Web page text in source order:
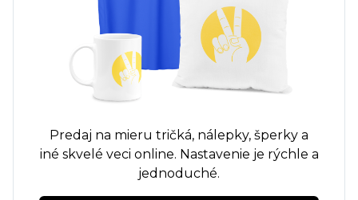
Predaj na mieru tričká, nálepky, šperky a
iné skvelé veci online. Nastavenie je rýchle a
jednoduché.